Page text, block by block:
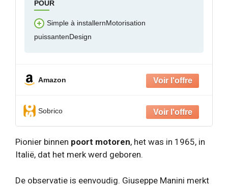
POUR
Simple à installernMotorisation
puissantenDesign
Amazon
Sobrico
Pionier binnen poort motoren, het was in 1965, in
Italië, dat het merk werd geboren.
De observatie is eenvoudig. Giuseppe Manini merkt